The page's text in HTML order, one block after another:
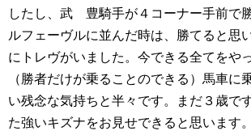
したし、武 豊騎手が４コーナー手前で
ルフェーヴルに並んだ時は、勝てると思
にトレヴがいました。今できる全てをや
（勝者だけが乗ることのできる）馬車に
い残念な気持ちと半々です。まだ３歳で
た強いキズナをお見せできると思います